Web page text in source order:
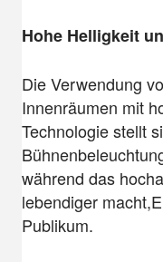
Hohe Helligkeit
Die Verwendung
Innenräumen mit
Technologie stellt
während das
lebendiger
Publikum.